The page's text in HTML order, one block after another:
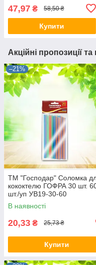
47,97 ₴ 58,50 ₴
Купити
Акційні пропозиції
–21%
ТМ "Господар" Соломка
кококтелю ГОФРА 30 шт.
шт./уп УВ19-30-60
В наявності
20,33 ₴ 25,73 ₴
Купити